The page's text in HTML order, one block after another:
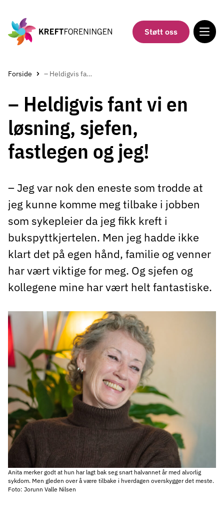
hovedinnholdet
Støtt oss
Forside – Heldigvis fant vi en løsning, sjefen, fastlegen og jeg!
– Heldigvis fant vi en
løsning, sjefen,
fastlegen og jeg!
– Jeg var nok den eneste som trodde at
jeg kunne komme meg tilbake i jobben
som sykepleier da jeg fikk kreft i
bukspyttkjertelen. Men jeg hadde ikke
klart det på egen hånd, familie og venner
har vært viktige for meg. Og sjefen og
kollegene mine har vært helt fantastiske.
Anita merker godt at hun har lagt bak seg snart halvannet år med alvorlig
sykdom. Men gleden over å være tilbake i hverdagen overskygger det meste.
Foto: Jorunn Valle Nilsen